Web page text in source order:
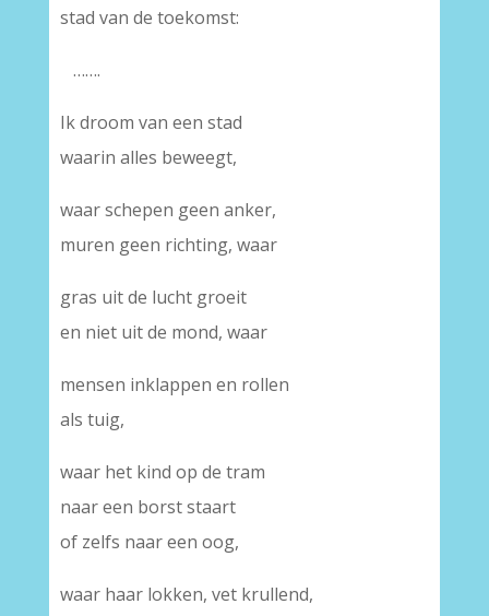
stad van de toekomst:
…….
Ik droom van een stad
waarin alles beweegt,
waar schepen geen anker,
muren geen richting, waar
gras uit de lucht groeit
en niet uit de mond, waar
mensen inklappen en rollen
als tuig,
waar het kind op de tram
naar een borst staart
of zelfs naar een oog,
waar haar lokken, vet krullend,